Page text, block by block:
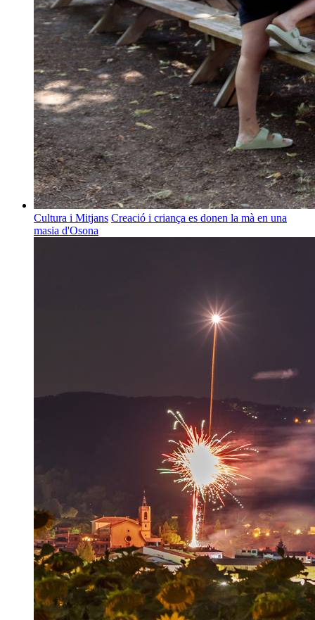
Cultura i Mitjans Creació i criança es donen la mà en una
masia d'Osona